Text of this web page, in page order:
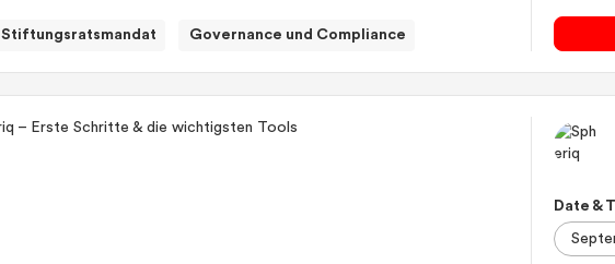
Stiftungsratsmandat Governance und Compliance
Date &